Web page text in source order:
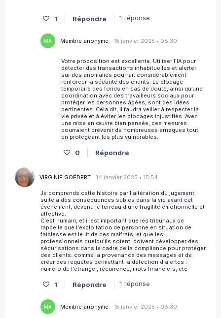
1 Répondre 1 réponse
MA Membre anonyme 15 janvier 2025 • 08:30
Votre proposition est excellente. Utiliser l'IA pour
détecter des transactions inhabituelles et alerter
sur des anomalies pourrait considérablement
renforcer la sécurité des clients. Le blocage
temporaire des fonds en cas de doute, ainsi qu’une
coordination avec des travailleurs sociaux pour
protéger les personnes âgées, sont des idées
pertinentes. Cela dit, il faudra veiller à respecter la
vie privée et à éviter les blocages injustifiés. Avec
une mise en œuvre bien pensée, ces mesures
pourraient prévenir de nombreuses arnaques tout
en protégeant les plus vulnérables.
0 Répondre
VIRGINIE GOËDERT 14 janvier 2025 • 15:54
Je comprends cette histoire par l'altération du jugement
suite à des conséquences subies dans la vie avant cet
évènement, devenu le terreau d'une fragilité émotionnelle et
affective.
C'est humain, et il est important que les tribunaux se
rappelle que l'exploitation de personne en situation de
faiblesse est le lit de ces malfrats, et que les
professionnels quelqu'ils soient, doivent développer des
sécurisations dans le cadre de la compliance pour protéger
des clients. comme la provenance des messages et de
créer des requêtes permettant la détection d'alertes :
numéro de l'étranger, récurrence, mots financiers, etc
1 Répondre 1 réponse
MA Membre anonyme 15 janvier 2025 • 08:30